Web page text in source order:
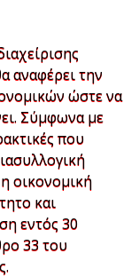
αναφέρει την
ώστε να
Σύμφωνα με
που
οικονομική
και
εντός 30
33 του